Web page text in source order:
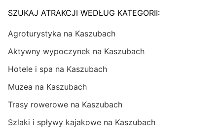
SZUKAJ ATRAKCJI WEDŁUG KATEGORII:
Agroturystyka na Kaszubach
Aktywny wypoczynek na Kaszubach
Hotele i spa na Kaszubach
Muzea na Kaszubach
Trasy rowerowe na Kaszubach
Szlaki i spływy kajakowe na Kaszubach